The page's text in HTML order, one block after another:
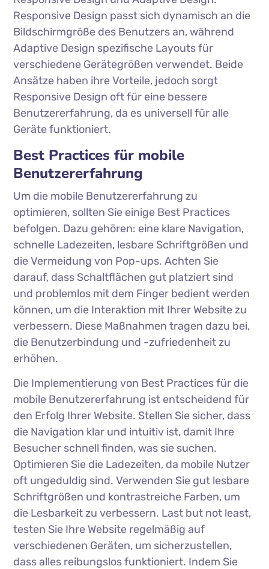
Responsive Design passt sich dynamisch an die
Bildschirmgröße des Benutzers an, während
Adaptive Design spezifische Layouts für
verschiedene Gerätegrößen verwendet. Beide
Ansätze haben ihre Vorteile, jedoch sorgt
Responsive Design oft für eine bessere
Benutzererfahrung, da es universell für alle
Geräte funktioniert.
Best Practices für mobile
Benutzererfahrung
Um die mobile Benutzererfahrung zu
optimieren, sollten Sie einige Best Practices
befolgen. Dazu gehören: eine klare Navigation,
schnelle Ladezeiten, lesbare Schriftgrößen und
die Vermeidung von Pop-ups. Achten Sie
darauf, dass Schaltflächen gut platziert sind
und problemlos mit dem Finger bedient werden
können, um die Interaktion mit Ihrer Website zu
verbessern. Diese Maßnahmen tragen dazu bei,
die Benutzerbindung und -zufriedenheit zu
erhöhen.
Die Implementierung von Best Practices für die
mobile Benutzererfahrung ist entscheidend für
den Erfolg Ihrer Website. Stellen Sie sicher, dass
die Navigation klar und intuitiv ist, damit Ihre
Besucher schnell finden, was sie suchen.
Optimieren Sie die Ladezeiten, da mobile Nutzer
oft ungeduldig sind. Verwenden Sie gut lesbare
Schriftgrößen und kontrastreiche Farben, um
die Lesbarkeit zu verbessern. Last but not least,
testen Sie Ihre Website regelmäßig auf
verschiedenen Geräten, um sicherzustellen,
dass alles reibungslos funktioniert. Indem Sie